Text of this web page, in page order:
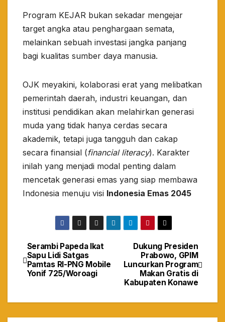
​Program KEJAR bukan sekadar mengejar
target angka atau penghargaan semata,
melainkan sebuah investasi jangka panjang
bagi kualitas sumber daya manusia.
​OJK meyakini, kolaborasi erat yang melibatkan
pemerintah daerah, industri keuangan, dan
institusi pendidikan akan melahirkan generasi
muda yang tidak hanya cerdas secara
akademik, tetapi juga tangguh dan cakap
secara finansial (financial literacy). Karakter
inilah yang menjadi modal penting dalam
mencetak generasi emas yang siap membawa
Indonesia menuju visi Indonesia Emas 2045
Navigasi
pos
Dukung Presiden
Prabowo, GPIM
Luncurkan Program
Makan Gratis di
Kabupaten Konawe
Serambi Papeda Ikat
Sapu Lidi Satgas
Pamtas RI-PNG Mobile
Yonif 725/Woroagi